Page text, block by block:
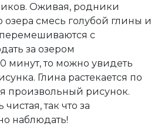
Оживая, родники
озера смесь голубой глины и
с
за озером
минут, то можно увидеть
Глина растекается по
произвольный рисунок.
так что за
наблюдать!